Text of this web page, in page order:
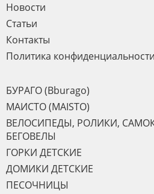
Новости
Статьи
Контакты
Политика конфиденциальности
БУРАГО (Bburago)
МАИСТО (MAISTO)
ВЕЛОСИПЕДЫ, РОЛИКИ,
БЕГОВЕЛЫ
ГОРКИ ДЕТСКИЕ
ДОМИКИ ДЕТСКИЕ
ПЕСОЧНИЦЫ